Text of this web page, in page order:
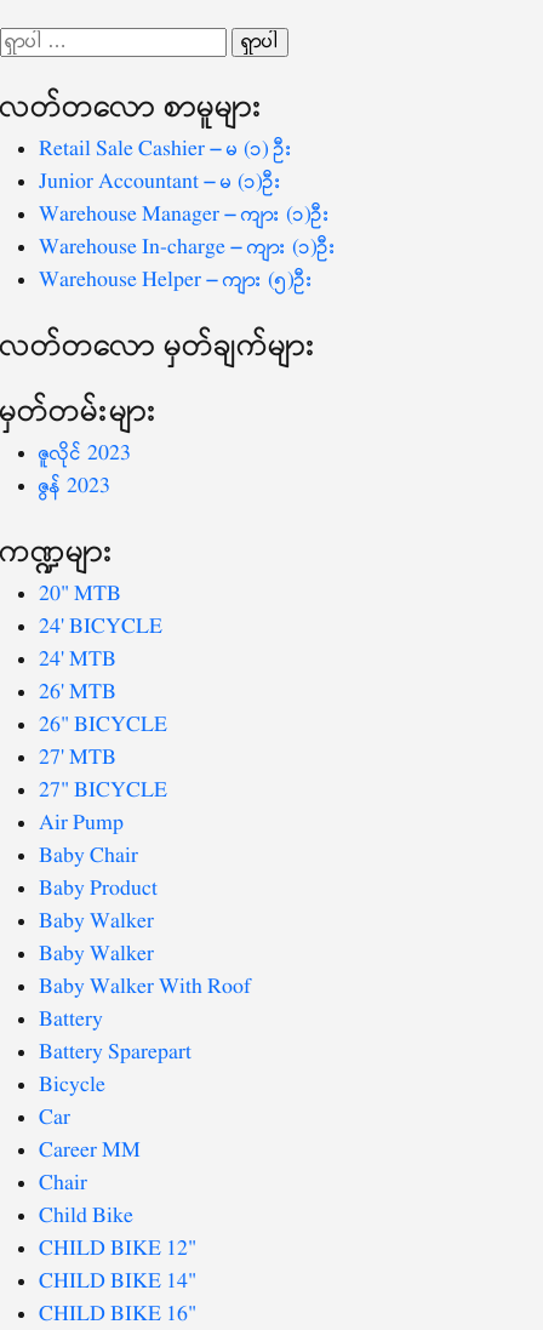
ပြ
ရှာ
စကားလုံး
လတ်တ‌လော စာမူများ
Retail Sale Cashier – မ (၁) ဦး
Junior Accountant – မ (၁)ဦး
Warehouse Manager – ကျား (၁)ဦး
Warehouse In-charge – ကျား (၁)ဦး
Warehouse Helper – ကျား (၅)ဦး
လတ်တ‌လော မှတ်ချက်များ
မှတ်တမ်းများ
ဇူလိုင် 2023
ဇွန် 2023
ကဏ္ဍများ
20" MTB
24' BICYCLE
24' MTB
26' MTB
26" BICYCLE
27' MTB
27" BICYCLE
Air Pump
Baby Chair
Baby Product
Baby Walker
Baby Walker
Baby Walker With Roof
Battery
Battery Sparepart
Bicycle
Car
Career MM
Chair
Child Bike
CHILD BIKE 12"
CHILD BIKE 14"
CHILD BIKE 16"